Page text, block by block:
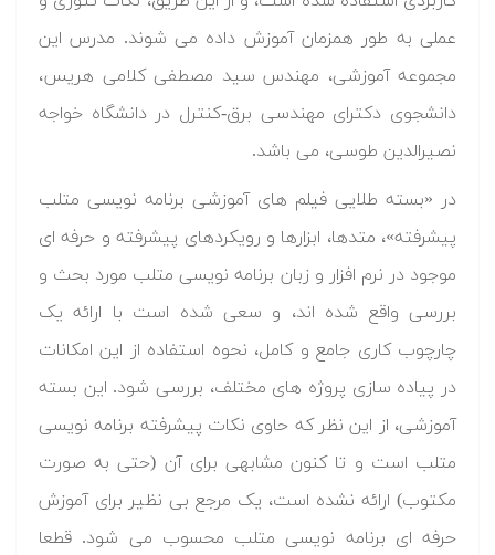
عملی به طور همزمان آموزش داده می شوند. مدرس این
مجموعه آموزشی، مهندس سید مصطفی کلامی هریس،
دانشجوی دکترای مهندسی برق-کنترل در دانشگاه خواجه
نصیرالدین طوسی، می باشد.
در «بسته طلایی فیلم های آموزشی برنامه نویسی متلب
پیشرفته»، متدها، ابزارها و رویکردهای پیشرفته و حرفه ای
موجود در نرم افزار و زبان برنامه نویسی متلب مورد بحث و
بررسی واقع شده اند، و سعی شده است با ارائه یک
چارچوب کاری جامع و کامل، نحوه استفاده از این امکانات
در پیاده سازی پروژه های مختلف، بررسی شود. این بسته
آموزشی، از این نظر که حاوی نکات پیشرفته برنامه نویسی
متلب است و تا کنون مشابهی برای آن (حتی به صورت
مکتوب) ارائه نشده است، یک مرجع بی نظیر برای آموزش
حرفه ای برنامه نویسی متلب محسوب می شود. قطعا